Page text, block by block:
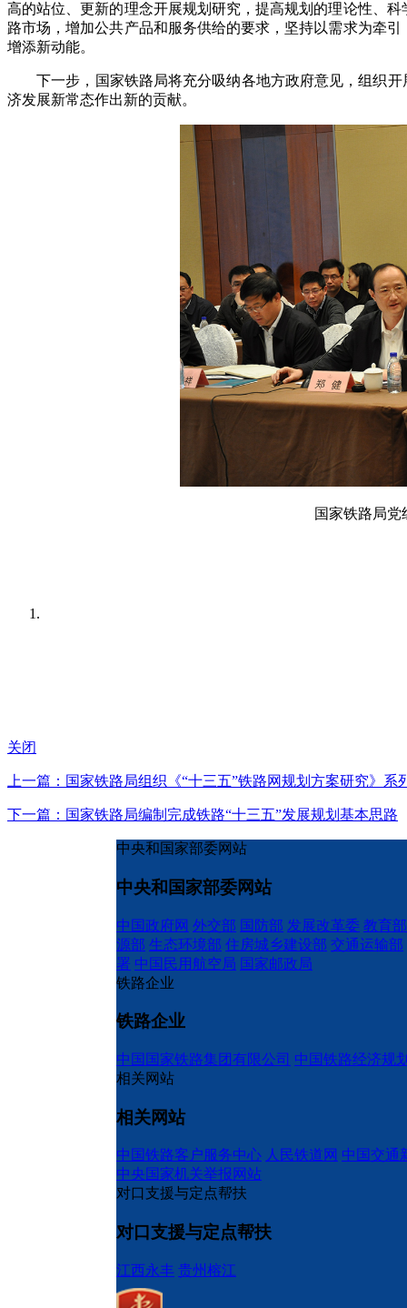
高的站位、更新的理念开展规划研究，提高规划的理论性、
路市场，增加公共产品和服务供给的要求，坚持以需求为牵
增添新动能。
下一步，国家铁路局将充分吸纳各地方政府意见，组织开
济发展新常态作出新的贡献。
国家铁路局
关闭
上一篇：国家铁路局组织《“十三五”铁路网规划方案研究》
下一篇：国家铁路局编制完成铁路“十三五”发展规划基本思路
中央和国家部委网站
中央和国家部委网站
中国政府网 外交部 国防部 发展改革委 教育部
源部 生态环境部 住房城乡建设部 交通运输部
署 中国民用航空局 国家邮政局
铁路企业
铁路企业
中国国家铁路集团有限公司 中国铁路经济规
相关网站
相关网站
中国铁路客户服务中心 人民铁道网 中国交通
中央国家机关举报网站
对口支援与定点帮扶
对口支援与定点帮扶
江西永丰 贵州榕江